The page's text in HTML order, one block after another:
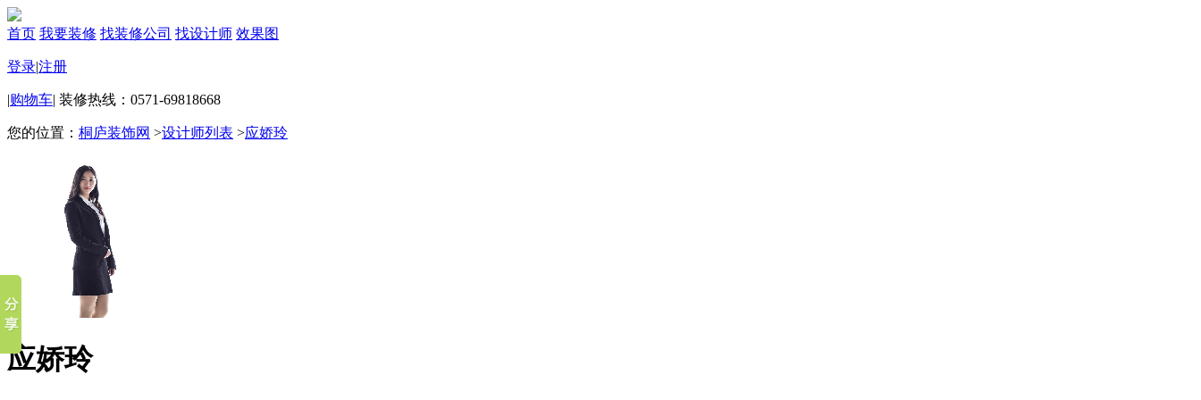
首页 我要装修 找装修公司 找设计师 效果图
登录|注册
|购物车| 装修热线：0571-69818668
您的位置： 桐庐装饰网 >设计师列表 >应娇玲
应娇玲